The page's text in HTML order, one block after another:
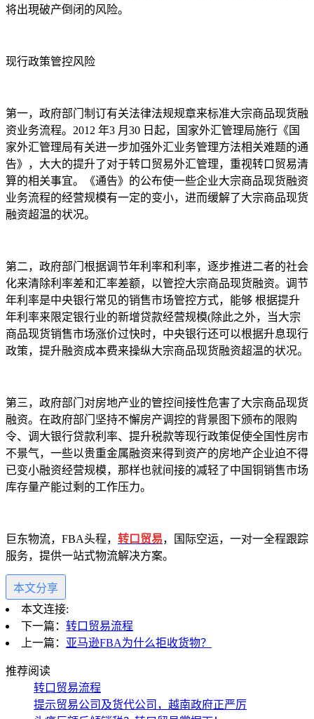
将出現破产倒闭的风险。
现行政策管控风险
第一，政府部门制订有关法律法规规章来标准大宗商品现货融
资业务流程。2012 年3 月30 日起，国家外汇管理局施行《国
家外汇管理局有关进一步加强外汇业务管理方法相关难题的通
告》，大大的提升了对于转口贸易外汇管理，重视转口贸易清
算的相关事宜。《通告》的公布使一些企业大宗商品现货融资
业务流程的经营规模有一定的变小，进而缓解了大宗商品现货
融资超温的状况。
第二，政府部门根据调节年利率和利率，逐步推进二者的社会
化来清除利率差和汇率差额，以管控大宗商品现货融资。调节
年利率是中央银行常见的销售市场管控方式，能够 根据提升
年利率来限定银行业的新增贷款经营规模(除此之外，当大宗
商品现货销售市场涨价过快时，中央银行还可以根据升息现行
政策，提升融资成本费来操纵大宗商品现货融资超温的状况。
第三，政府部门对房地产业的管控间接性危害了大宗商品现货
融资。在政府部门坚持不懈房产调控的背景图下颁布的限购
令、调大银行贷款利率、提升税款等现行政策促使全国性房市
不景气，一些以贵重金属融资来得到资产的房地产企业迫不得
已变小融资经营规模，那样也就间接的减轻了中国铜销售市场
库存量产能过剩的工作压力。
巨东物流，FBA头程， 转口贸易，国际空运，一对一全程跟踪
服务，提供一站式物流解决方案。
本文分享
本文连接:
下一篇： 转口贸易流程
上一篇： 亚马逊FBA为什么拒收货物？
推荐阅读
转口贸易流程
提示贸易公司及货代公司，越南政府正严厉